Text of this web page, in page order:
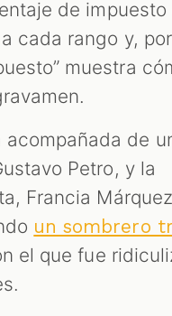
de impuesto
cada rango y,
muestra
acompañada de
Petro, y la
Francia
un sombrero
el que fue